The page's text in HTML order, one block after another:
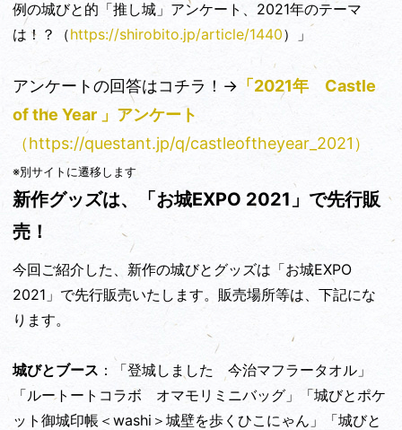
例の城びと的「推し城」アンケート、2021年のテーマ
は！？（https://shirobito.jp/article/1440）」
アンケートの回答はコチラ！→ 「2021年 Castle
of the Year 」アンケート
（https://questant.jp/q/castleoftheyear_2021）
※別サイトに遷移します
新作グッズは、「お城EXPO 2021」で先行販
売！
今回ご紹介した、新作の城びとグッズは「お城EXPO
2021」で先行販売いたします。販売場所等は、下記にな
ります。
城びとブース ：「登城しました 今治マフラータオル」
「ルートートコラボ オマモリミニバッグ」「城びとポケ
ット御城印帳＜washi＞城壁を歩くひこにゃん」「城びと